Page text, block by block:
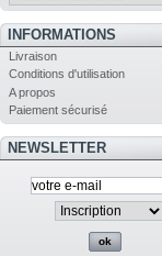
INFORMATIONS
Livraison
Conditions d'utilisation
A propos
Paiement sécurisé
NEWSLETTER